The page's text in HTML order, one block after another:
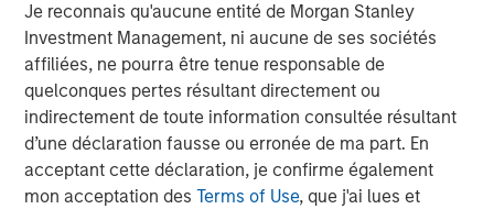
Je reconnais qu'aucune entité de Morgan Stanley
Investment Management, ni aucune de ses sociétés
affiliées, ne pourra être tenue responsable de
quelconques pertes résultant directement ou
indirectement de toute information consultée résultant
d’une déclaration fausse ou erronée de ma part. En
acceptant cette déclaration, je confirme également
mon acceptation desTerms of Use, que j'ai lues et
premier midstream gas gathering, processing, and CO
sequestration business with assets strategically located
in the Permian Basin and Midcontinent regions of the
United States. The Company is led by Richard Cargile and
is majority-owned by funds managed by Morgan Stanley
Energy Partners. For further information about Durango,
please visitwww.durangomidstream.com .